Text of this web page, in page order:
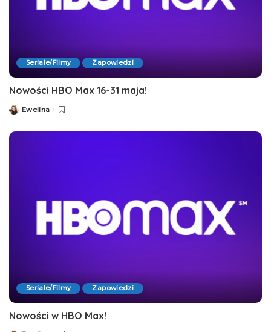
Seriale/Filmy Zapowiedzi
Nowości HBO Max 16-31 maja!
PostedEwelina
Seriale/Filmy Zapowiedzi
Nowości w HBO Max!